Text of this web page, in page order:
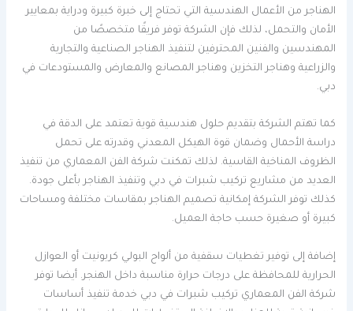
الهناجر من الأعمال الهندسية التي تحتاج إلى خبرة كبيرة ودراية بمعايير
الأمان والتحمل، لذلك فإن الشركة توفر فريقًا متخصصًا من
المهندسين والفنين المحترفين لتنفيذ الهناجر الصناعية والتجارية
والزراعية وهناجر التخزين وهناجر المصانع والمعارض والمستودعات في
دبي.
كما تهتم الشركة بتقديم حلول هندسية قوية تعتمد على الدقة في
دراسة الأحمال وضمان قوة الهيكل المعدني وقدرته على تحمل
الظروف المناخية القاسية. لذلك تمكنت شركة الفن المعماري من تنفيذ
العديد من مشاريع تركيب شبرات في دبي وتنفيذ الهناجر بأعلى جودة.
كذلك توفر الشركة إمكانية تصميم الهناجر بمقاسات مختلفة ومساحات
كبيرة أو صغيرة حسب حاجة العميل.
إضافة إلى توفير تغطيات سقفية من ألواح البولي كربونيت أو العوازل
الحرارية للمحافظة على درجات حرارة مناسبة داخل الهنجر. أيضا توفر
شركة الفن المعماري تركيب شبرات في دبي خدمة تنفيذ أساسات